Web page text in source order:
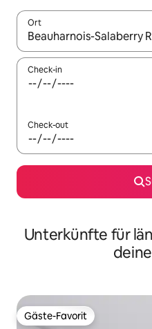
Ort
Wenn Ergebnisse
Check-in
Check-out
Unterkünfte für
Gäste-Favorit
Gäste-Favorit